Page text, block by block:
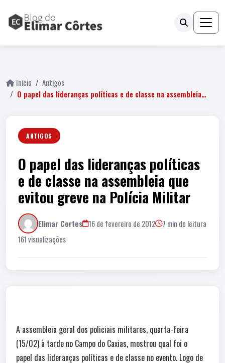
Início
Antigos
O papel das lideranças políticas e de classe na assembleia…
ANTIGOS
O papel das lideranças políticas
e de classe na assembleia que
evitou greve na Polícia Militar
Elimar Cortes 16 de fevereiro de 2012
7 min de leitura
161 visualizações
A assembleia geral dos policiais militares, quarta-feira
(15/02) à tarde no Campo do Caxias, mostrou qual foi o
papel das lideranças políticas e de classe no evento. Logo de